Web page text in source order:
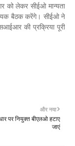
को लेकर सीईओ मान्यता
बैठक करेंगे। सीईओ ने
की प्रक्रिया पूरी
और नया
पर नियुक्त बीएलओ हटाए
जाएं